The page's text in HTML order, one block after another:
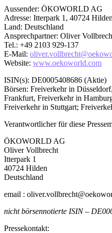
Aussender: ÖKOWORLD AG
Adresse: Itterpark 1, 40724 Hilden
Land: Deutschland
Ansprechpartner: Oliver
Tel.: +49 2103 929-137
E-Mail:
Website: www.oekoworld.com
ISIN(s): DE0005408686 (Aktie)
Börsen: Freiverkehr in
Frankfurt, Freiverkehr in
Freiverkehr in Stuttgart;
Verantwortlicher für diese
ÖKOWORLD AG
Oliver Vollbrecht
Itterpark 1
40724 Hilden
Deutschland
email :
nicht börsennotierte ISIN –
Pressekontakt: